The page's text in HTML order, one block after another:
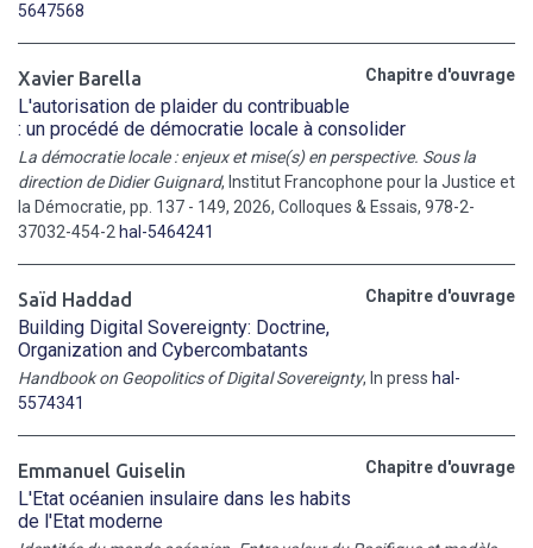
5647568
Chapitre d'ouvrage
Xavier Barella
L'autorisation de plaider du contribuable
: un procédé de démocratie locale à consolider
La démocratie locale : enjeux et mise(s) en perspective. Sous la
direction de Didier Guignard, Institut Francophone pour la Justice et
la Démocratie, pp. 137 - 149, 2026, Colloques & Essais, 978-2-
37032-454-2 hal-5464241
Chapitre d'ouvrage
Saïd Haddad
Building Digital Sovereignty: Doctrine,
Organization and Cybercombatants
Handbook on Geopolitics of Digital Sovereignty, In press hal-
5574341
Chapitre d'ouvrage
Emmanuel Guiselin
L'Etat océanien insulaire dans les habits
de l'Etat moderne